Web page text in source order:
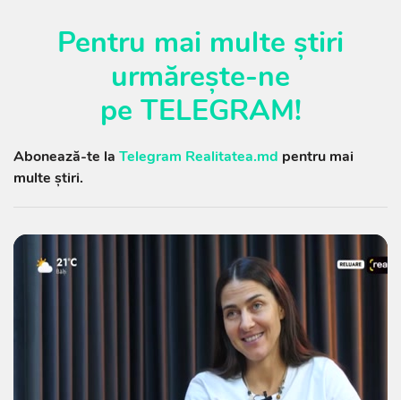
Pentru mai multe știri
urmărește-ne
pe TELEGRAM!
Abonează-te la Telegram Realitatea.md pentru mai
multe știri.